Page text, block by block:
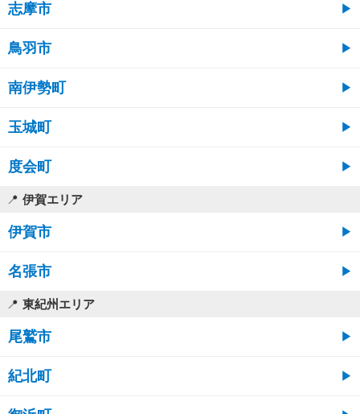
志摩市
鳥羽市
南伊勢町
玉城町
度会町
伊賀エリア
伊賀市
名張市
東紀州エリア
尾鷲市
紀北町